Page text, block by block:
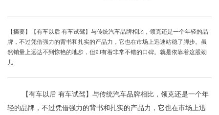
【摘要】【有车以后 有车试驾】与传统汽车品牌相比，领克还是一个年轻的品
牌，不过凭借强力的背书和扎实的产品力，它也在市场上迅速站稳了脚步。虽
然销量上远达不到惊艳的地步，但却有着非常不错的口碑。就是依靠着这股劲
儿
【有车以后 有车试驾】与传统汽车品牌相比，领克还是一个年
轻的品牌，不过凭借强力的背书和扎实的产品力，它也在市场上迅